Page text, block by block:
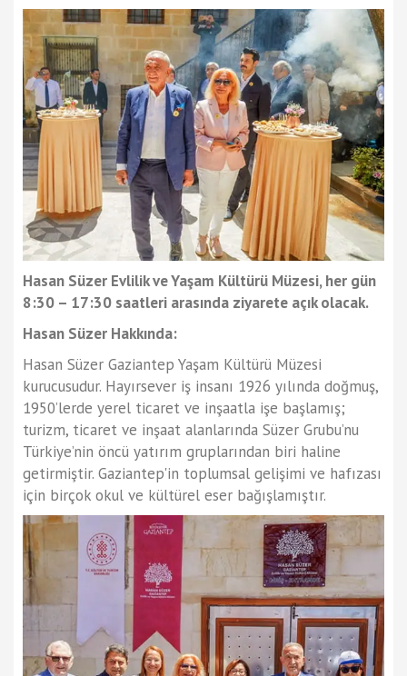
Hasan Süzer Evlilik ve Yaşam Kültürü Müzesi, her gün
8:30 – 17:30 saatleri arasında ziyarete açık olacak.
Hasan Süzer Hakkında:
Hasan Süzer Gaziantep Yaşam Kültürü Müzesi
kurucusudur. Hayırsever iş insanı 1926 yılında doğmuş,
1950’lerde yerel ticaret ve inşaatla işe başlamış;
turizm, ticaret ve inşaat alanlarında Süzer Grubu’nu
Türkiye’nin öncü yatırım gruplarından biri haline
getirmiştir. Gaziantep'in toplumsal gelişimi ve hafızası
için birçok okul ve kültürel eser bağışlamıştır.